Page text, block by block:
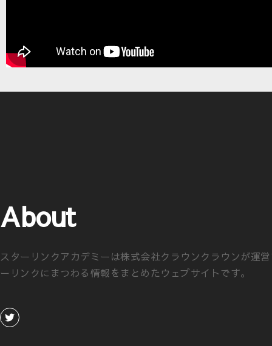
About
スターリンクアカデミーは株式会社クラウンクラウンが運
ーリンクにまつわる情報をまとめたウェブサイトです。